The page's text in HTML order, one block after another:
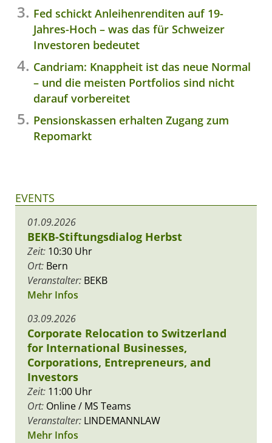
Fed schickt Anleihenrenditen auf 19-
Jahres-Hoch – was das für Schweizer
Investoren bedeutet
Candriam: Knappheit ist das neue Normal
– und die meisten Portfolios sind nicht
darauf vorbereitet
Pensionskassen erhalten Zugang zum
Repomarkt
EVENTS
01.09.2026
BEKB-Stiftungsdialog Herbst
Zeit: 10:30 Uhr
Ort: Bern
Veranstalter: BEKB
Mehr Infos
03.09.2026
Corporate Relocation to Switzerland
for International Businesses,
Corporations, Entrepreneurs, and
Investors
Zeit: 11:00 Uhr
Ort: Online / MS Teams
Veranstalter: LINDEMANNLAW
Mehr Infos